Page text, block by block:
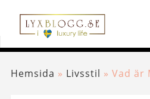
Hemsida » Livsstil » Vad är